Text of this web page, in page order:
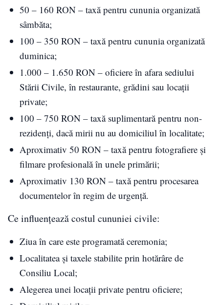
50 – 160 RON – taxă pentru cununia organizată
sâmbăta;
100 – 350 RON – taxă pentru cununia organizată
duminica;
1.000 – 1.650 RON – oficiere în afara sediului
Stării Civile, în restaurante, grădini sau locații
private;
100 – 750 RON – taxă suplimentară pentru non-
rezidenți, dacă mirii nu au domiciliul în localitate;
Aproximativ 50 RON – taxă pentru fotografiere și
filmare profesională în unele primării;
Aproximativ 130 RON – taxă pentru procesarea
documentelor în regim de urgență.
Ce influențează costul cununiei civile:
Ziua în care este programată ceremonia;
Localitatea și taxele stabilite prin hotărâre de
Consiliu Local;
Alegerea unei locații private pentru oficiere;